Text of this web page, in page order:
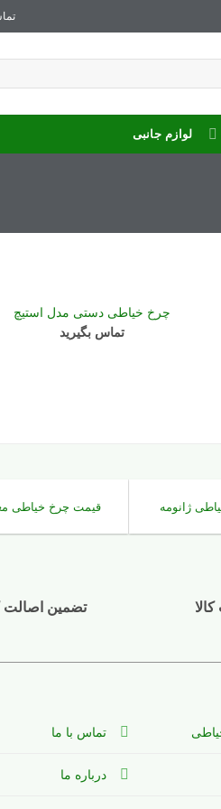
لوازم جانبی
چرخ خیاطی دستی مدل استیچ
تماس بگیرید
ژانومه قیمت چرخ خیاطی
تضمین اصالت
تماس با ما
درباره ما